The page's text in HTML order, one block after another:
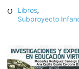
Libros,
Subproyecto
EDU2015-
EDU2015-